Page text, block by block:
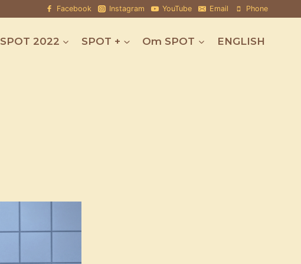
Facebook Instagram YouTube Email Phone
SPOT 2022 SPOT + Om SPOT ENGLISH